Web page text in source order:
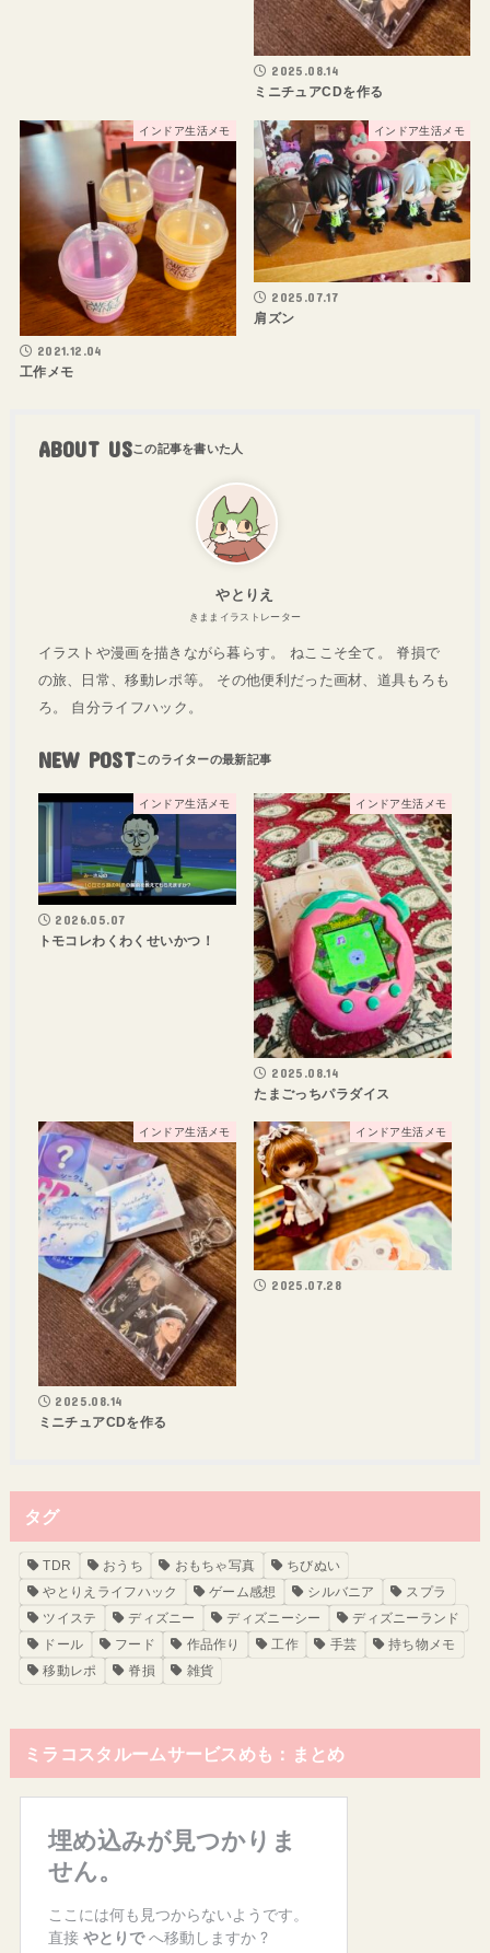
2025.08.14
ミニチュアCDを作る
インドア生活メモ
2021.12.04
工作メモ
インドア生活メモ
2025.07.17
肩ズン
ABOUT US
やとりえ
きままイラストレーター
イラストや漫画を描きながら暮らす。 ねここそ全て。 脊損で
の旅、日常、移動レポ等。 その他便利だった画材、道具もろも
ろ。 自分ライフハック。
NEW POST
インドア生活メモ
2026.05.07
トモコレわくわくせいかつ！
インドア生活メモ
2025.08.14
たまごっちパラダイス
インドア生活メモ
2025.08.14
ミニチュアCDを作る
インドア生活メモ
2025.07.28
タグ
TDR おうち おもちゃ写真
ちびぬい
やとりえライフハック
ゲーム感想 シルバニア
スプラ
ツイステ
ディズニー ディズニーシー
ディズニーランド
ドール
フード 作品作り 工作 手芸
持ち物メモ
移動レポ
脊損 雑貨
ミラコスタルームサービスめも：まとめ